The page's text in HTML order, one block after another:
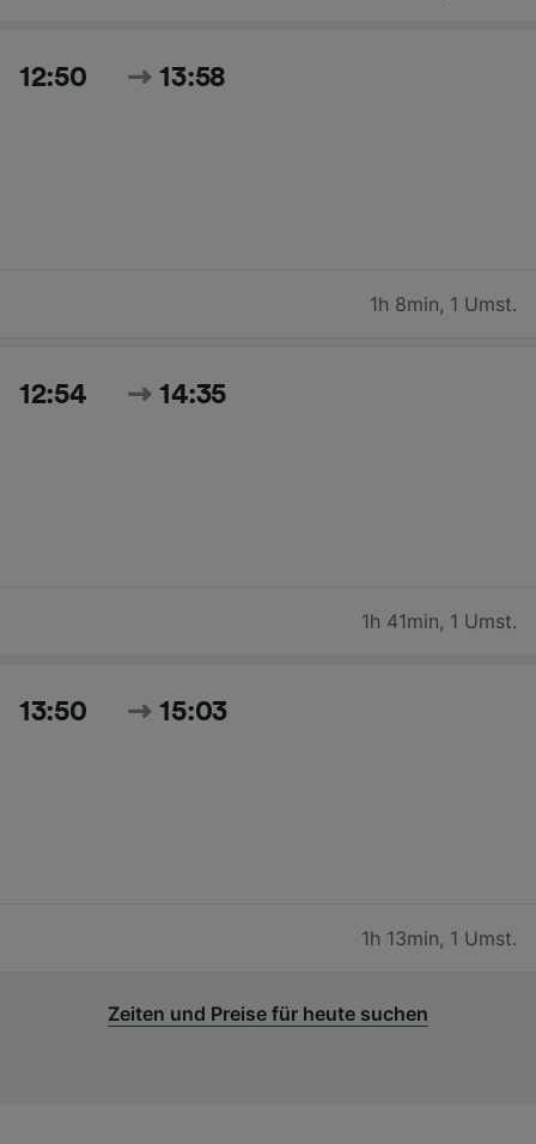
12:50 13:58
1h 8min, 1 Umst.
12:54 14:35
1h 41min, 1 Umst.
13:50 15:03
1h 13min, 1 Umst.
Zeiten und Preise für heute suchen